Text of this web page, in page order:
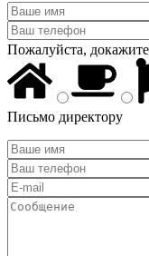
Пожалуйста,
Письмо директору